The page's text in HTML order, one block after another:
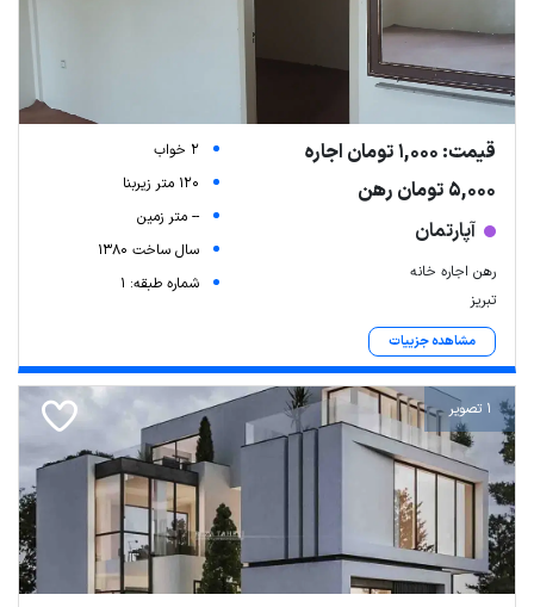
قیمت: 1,000 تومان اجاره
5,000 تومان رهن
آپارتمان
رهن اجاره خانه
تبریز
مشاهده جزییات
2 خواب
120 متر زیربنا
-- متر زمین
سال ساخت 1380
شماره طبقه: 1
1 تصویر